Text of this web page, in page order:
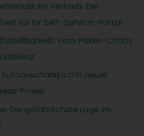
im Vertrieb: Der
für Ihr Self-Service-Portal
Vom Paket-Chaos
mit neuer
Power
Die gefährlichste Lüge im